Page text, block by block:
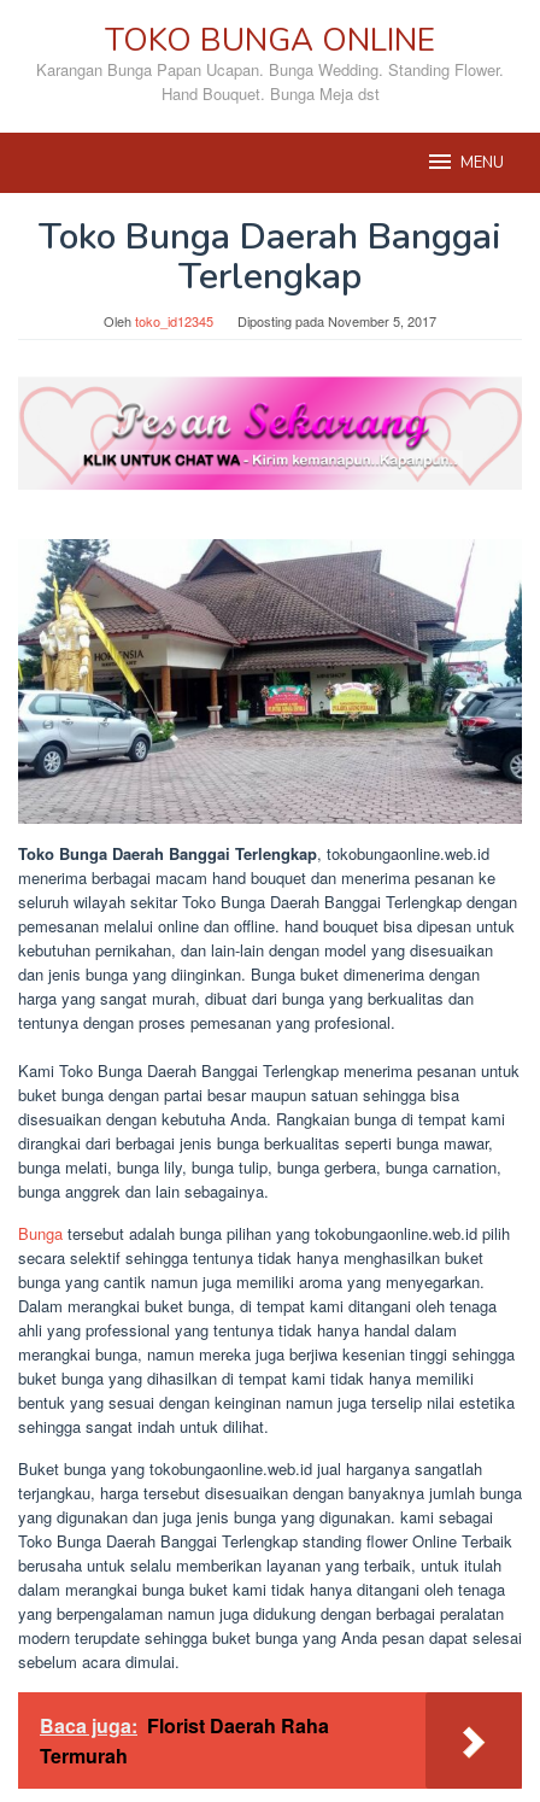
konten
TOKO BUNGA ONLINE
Karangan Bunga Papan Ucapan. Bunga Wedding. Standing Flower.
Hand Bouquet. Bunga Meja dst
MENU
Toko Bunga Daerah Banggai
Terlengkap
Olehtoko_id12345 Diposting padaNovember 5, 2017
Toko Bunga Daerah Banggai Terlengkap, tokobungaonline.web.id
menerima berbagai macam hand bouquet dan menerima pesanan ke
seluruh wilayah sekitar Toko Bunga Daerah Banggai Terlengkap dengan
pemesanan melalui online dan offline. hand bouquet bisa dipesan untuk
kebutuhan pernikahan, dan lain-lain dengan model yang disesuaikan
dan jenis bunga yang diinginkan. Bunga buket dimenerima dengan
harga yang sangat murah, dibuat dari bunga yang berkualitas dan
tentunya dengan proses pemesanan yang profesional.
Kami Toko Bunga Daerah Banggai Terlengkap menerima pesanan untuk
buket bunga dengan partai besar maupun satuan sehingga bisa
disesuaikan dengan kebutuha Anda. Rangkaian bunga di tempat kami
dirangkai dari berbagai jenis bunga berkualitas seperti bunga mawar,
bunga melati, bunga lily, bunga tulip, bunga gerbera, bunga carnation,
bunga anggrek dan lain sebagainya.
Bunga tersebut adalah bunga pilihan yang tokobungaonline.web.id pilih
secara selektif sehingga tentunya tidak hanya menghasilkan buket
bunga yang cantik namun juga memiliki aroma yang menyegarkan.
Dalam merangkai buket bunga, di tempat kami ditangani oleh tenaga
ahli yang professional yang tentunya tidak hanya handal dalam
merangkai bunga, namun mereka juga berjiwa kesenian tinggi sehingga
buket bunga yang dihasilkan di tempat kami tidak hanya memiliki
bentuk yang sesuai dengan keinginan namun juga terselip nilai estetika
sehingga sangat indah untuk dilihat.
Buket bunga yang tokobungaonline.web.id jual harganya sangatlah
terjangkau, harga tersebut disesuaikan dengan banyaknya jumlah bunga
yang digunakan dan juga jenis bunga yang digunakan. kami sebagai
Toko Bunga Daerah Banggai Terlengkap standing flower Online Terbaik
berusaha untuk selalu memberikan layanan yang terbaik, untuk itulah
dalam merangkai bunga buket kami tidak hanya ditangani oleh tenaga
yang berpengalaman namun juga didukung dengan berbagai peralatan
modern terupdate sehingga buket bunga yang Anda pesan dapat selesai
sebelum acara dimulai.
Baca juga: Florist Daerah Raha
Termurah